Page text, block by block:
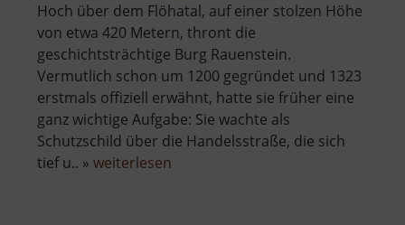
Hoch über dem Flöhatal, auf einer stolzen Höhe
von etwa 420 Metern, thront die
geschichtsträchtige Burg Rauenstein.
Vermutlich schon um 1200 gegründet und 1323
erstmals offiziell erwähnt, hatte sie früher eine
ganz wichtige Aufgabe: Sie wachte als
Schutzschild über die Handelsstraße, die sich
tief u.. » weiterlesen